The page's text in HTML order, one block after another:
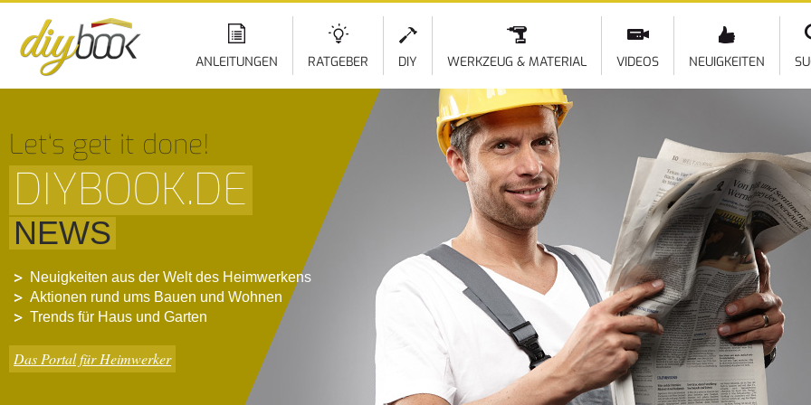
ANLEITUNGEN RATGEBER DIY WERKZEUG & MATERIAL VIDEOS NEUIGKEITEN
Let‘s get it done!
DIYBOOK.DE
NEWS
Neuigkeiten aus der Welt des Heimwerkens
Aktionen rund ums Bauen und Wohnen
Trends für Haus und Garten
Das Portal für Heimwerker